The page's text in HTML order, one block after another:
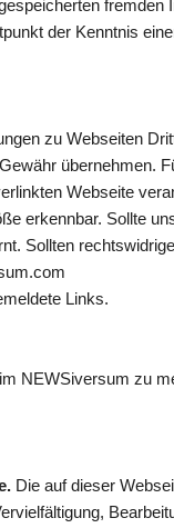
fremden
der Kenntnis
zu Webseiten
übernehmen.
Webseite
erkennbar. Sollte
Sollten
Links.
NEWSiversum zu
Die auf dieser